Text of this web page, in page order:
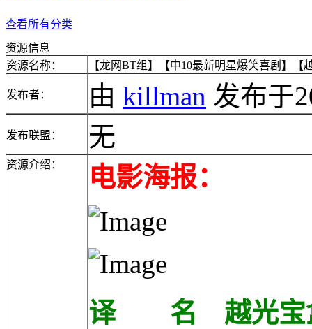
查看所有分类
资源信息
资源名称：
【龙网BT组】【中10最新明星爆笑喜剧】
发布者： 由 killman 发布于
发布联盟： 无
资源介绍： 电影海报：
译 名 越光宝